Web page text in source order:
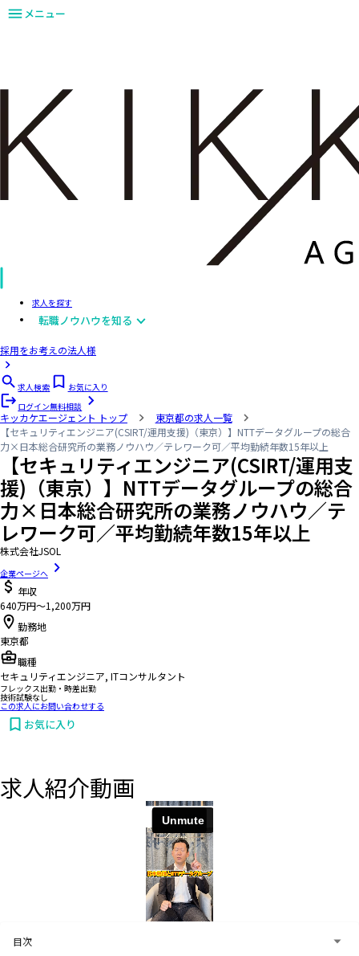
メニュー
求人を探す
転職ノウハウを知る
採用をお考えの法人様
求人検索
お気に入り
ログイン無料相談
キッカケエージェント トップ
東京都の求人一覧
【セキュリティエンジニア(CSIRT/運用支援)（東京）】NTTデータグループの総合
力×日本総合研究所の業務ノウハウ／テレワーク可／平均勤続年数15年以上
【セキュリティエンジニア(CSIRT/運用支
援)（東京）】NTTデータグループの総合
力×日本総合研究所の業務ノウハウ／テ
レワーク可／平均勤続年数15年以上
株式会社JSOL
企業ページへ
年収
640万円〜1,200万円
勤務地
東京都
職種
セキュリティエンジニア, ITコンサルタント
フレックス出勤・時差出勤
技術試験なし
この求人にお問い合わせする
お気に入り
お問い合わせする
求人紹介動画
目次